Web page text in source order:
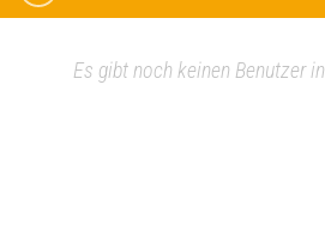
Es gibt noch keinen Benutzer